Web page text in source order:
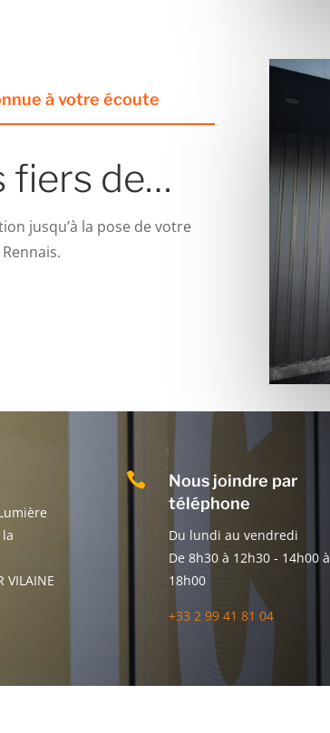
à votre écoute
fiers de…
jusqu’à la pose de votre
VILAINE

Nous joindre par
téléphone
Du lundi au vendredi
De 8h30 à 12h30 - 14h00 à
18h00
+33 2 99 41 81 04